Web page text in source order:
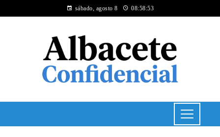
sábado, agosto 8 08:58:53